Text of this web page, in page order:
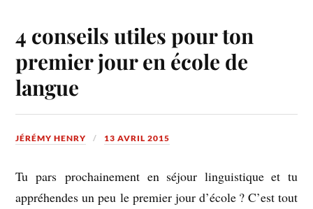
4 conseils utiles pour ton
premier jour en école de
langue
JÉRÉMY HENRY 13 AVRIL 2015
Tu pars prochainement en séjour linguistique et tu
appréhendes un peu le premier jour d’école ? C’est tout